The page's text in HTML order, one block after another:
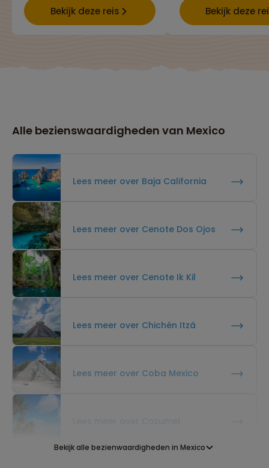
Bekijk deze reis Bekijk deze
Alle bezienswaardigheden van Mexico
Lees meer over Baja California
Lees meer over Cenote Dos Ojos
Lees meer over Cenote Ik Kil
Lees meer over Chichén Itzá
Lees meer over Coba Mexico
Bekijk alle bezienwaardigheden in Mexico